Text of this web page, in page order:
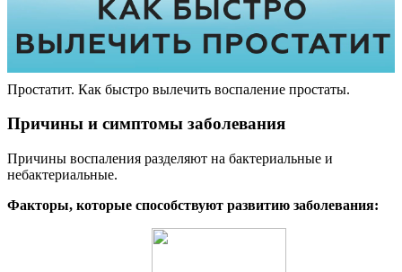
Простатит. Как быстро вылечить воспаление простаты.
Причины и симптомы заболевания
Причины воспаления разделяют на бактериальные и
небактериальные.
Факторы, которые способствуют развитию заболевания: